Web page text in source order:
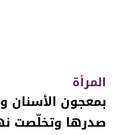
المرأة
بمعجون الأسنان
صدرها وتخلّصت